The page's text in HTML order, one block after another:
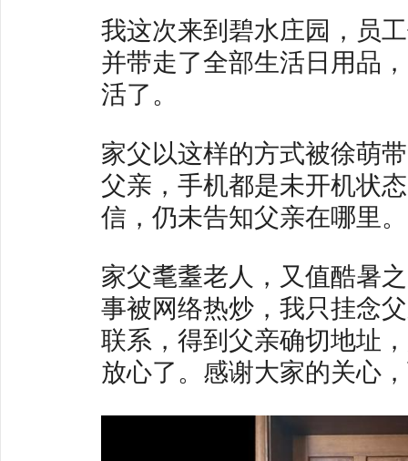
我这次来到碧水庄园，员
并带走了全部生活日用品
活了。
家父以这样的方式被徐萌
父亲，手机都是未开机状
信，仍未告知父亲在哪里。
家父耄耋老人，又值酷暑
事被网络热炒，我只挂念
联系，得到父亲确切地址
放心了。感谢大家的关心